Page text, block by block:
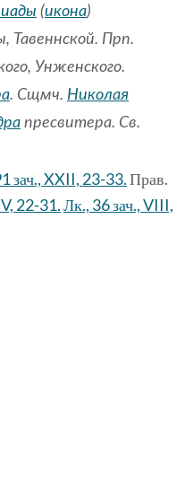
(икона)
Тавеннской. Прп.
Унженского.
. Сщмч. Николая
пресвитера. Св.
зач., XXII, 23-33.Прав.
22-31.Лк., 36 зач., VIII,